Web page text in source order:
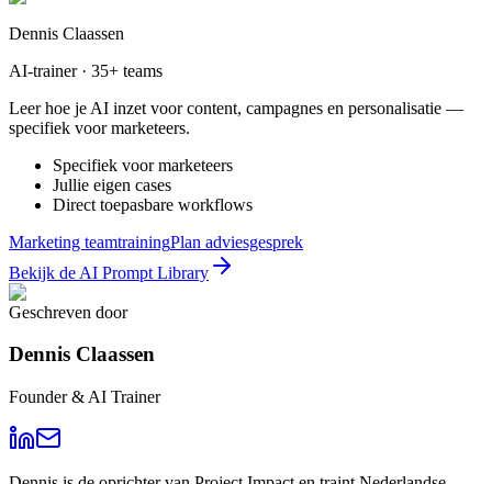
Dennis Claassen
AI-trainer · 35+ teams
Leer hoe je AI inzet voor content, campagnes en personalisatie —
specifiek voor marketeers.
Specifiek voor marketeers
Jullie eigen cases
Direct toepasbare workflows
Marketing teamtrainingPlan adviesgesprek
Bekijk de AI Prompt Library
Geschreven door
Dennis Claassen
Founder & AI Trainer